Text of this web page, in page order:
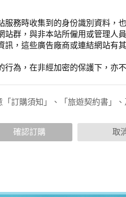
務時收集到的身份識別資料
群，與非本站所僱用或管理人
，這些廣告廠商或連結網站有
為，在非經加密的保護下，亦
關個人的資料，其範圍如下：
設備的 IP 位址、使用時間、
身份證字號、電子郵件、出生
「訂購須知」、「旅遊契約書」
確認訂購 取